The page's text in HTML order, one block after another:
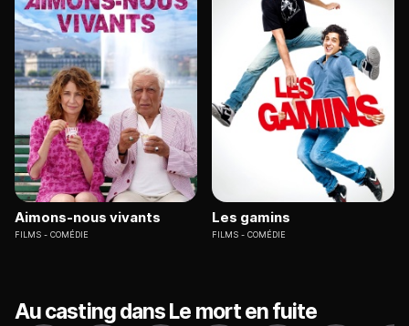
Aimons-nous vivants
FILMS COMÉDIE
Les gamins
FILMS COMÉDIE
Au casting dans Le mort en fuite